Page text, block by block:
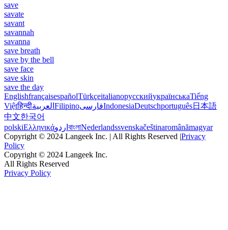
save
savate
savant
savannah
savanna
save breath
save by the bell
save face
save skin
save the day
EnglishfrançaisespañolTürkçeitalianoрусскийукраїнськаTiếng
Việtहिन्दीالعربية FilipinoفارسیIndonesiaDeutschportuguês日本語
中文한국어
polskiΕλληνικάاردو বাংলাNederlandssvenskačeštinaromânămagyar
Copyright © 2024 Langeek Inc. | All Rights Reserved |Privacy
Policy
Copyright © 2024 Langeek Inc.
All Rights Reserved
Privacy Policy